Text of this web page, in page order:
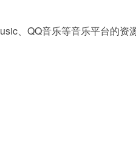
、QQ音乐等音乐平台的资